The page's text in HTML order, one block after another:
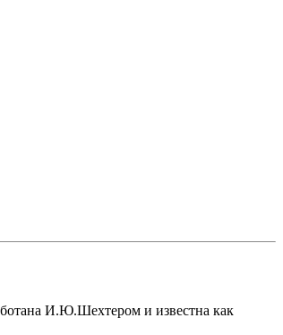
И.Ю.Шехтером и известна как